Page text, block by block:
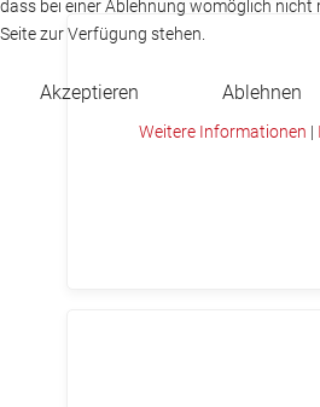
dass bei einer Ablehnung womöglich
Seite zur Verfügung stehen.
Akzeptieren Ablehnen
Weitere Informationen |